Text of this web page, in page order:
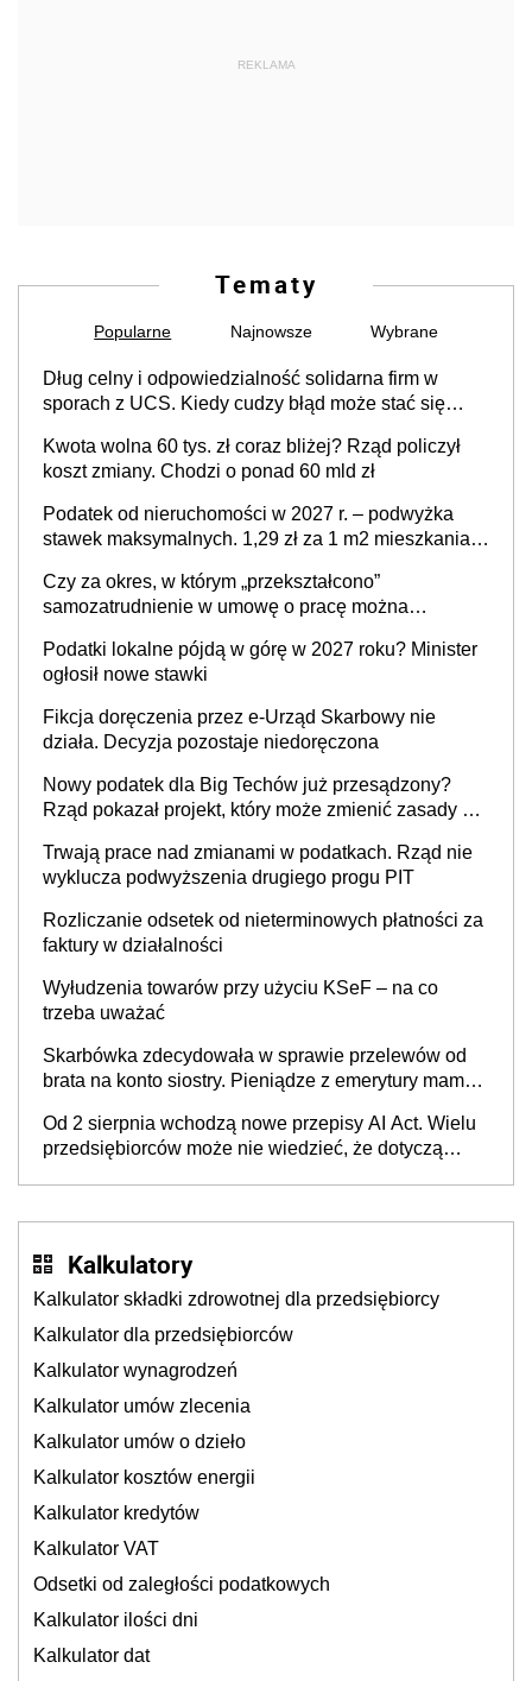
REKLAMA
Tematy
Popularne Najnowsze Wybrane
Dług celny i odpowiedzialność solidarna firm w
sporach z UCS. Kiedy cudzy błąd może stać się
Kwota wolna 60 tys. zł coraz bliżej? Rząd policzył
koszt zmiany. Chodzi o ponad 60 mld zł
Podatek od nieruchomości w 2027 r. – podwyżka
stawek maksymalnych. 1,29 zł za 1 m2 mieszkania,
prowadzeniem działalności gospodarczej
Czy za okres, w którym „przekształcono”
samozatrudnienie w umowę o pracę można
cywilnoprawnej jedynym racjonalnym wyjściem
Podatki lokalne pójdą w górę w 2027 roku? Minister
ogłosił nowe stawki
Fikcja doręczenia przez e-Urząd Skarbowy nie
działa. Decyzja pozostaje niedoręczona
Nowy podatek dla Big Techów już przesądzony?
Rząd pokazał projekt, który może zmienić zasady gry
Trwają prace nad zmianami w podatkach. Rząd nie
wyklucza podwyższenia drugiego progu PIT
Rozliczanie odsetek od nieterminowych płatności za
faktury w działalności
Wyłudzenia towarów przy użyciu KSeF – na co
trzeba uważać
Skarbówka zdecydowała w sprawie przelewów od
brata na konto siostry. Pieniądze z emerytury mamy
będzie
Od 2 sierpnia wchodzą nowe przepisy AI Act. Wielu
przedsiębiorców może nie wiedzieć, że dotyczą
Kalkulatory
Kalkulator składki zdrowotnej dla przedsiębiorcy
Kalkulator dla przedsiębiorców
Kalkulator wynagrodzeń
Kalkulator umów zlecenia
Kalkulator umów o dzieło
Kalkulator kosztów energii
Kalkulator kredytów
Kalkulator VAT
Odsetki od zaległości podatkowych
Kalkulator ilości dni
Kalkulator dat